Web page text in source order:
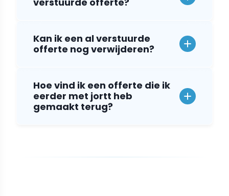
Kan ik een al verstuurde
offerte nog verwijderen?
Hoe vind ik een offerte die ik
eerder met jortt heb
gemaakt terug?